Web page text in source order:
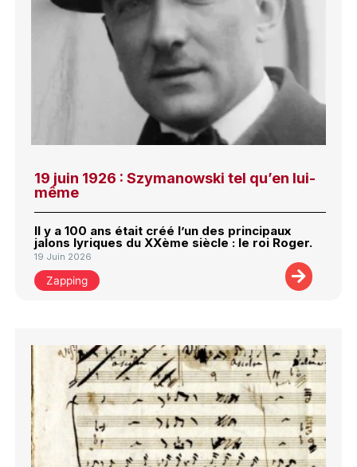
19 juin 1926 : Szymanowski tel qu’en lui-
même
Il y a 100 ans était créé l’un des principaux
jalons lyriques du XXème siècle : le roi Roger.
19 Juin 2026
Zapping